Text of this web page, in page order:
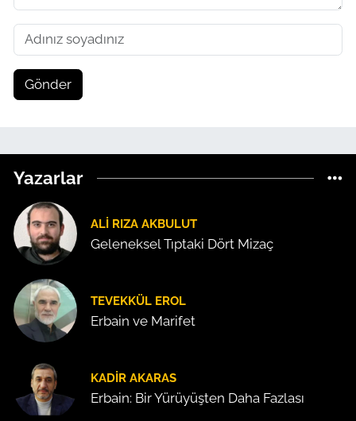
Gönder
Yazarlar
ALI RIZA AKBULUT
Geleneksel Tıptaki Dört Mizaç
TEVEKKÜL EROL
Erbain ve Marifet
KADIR AKARAS
Erbain: Bir Yürüyüşten Daha Fazlası